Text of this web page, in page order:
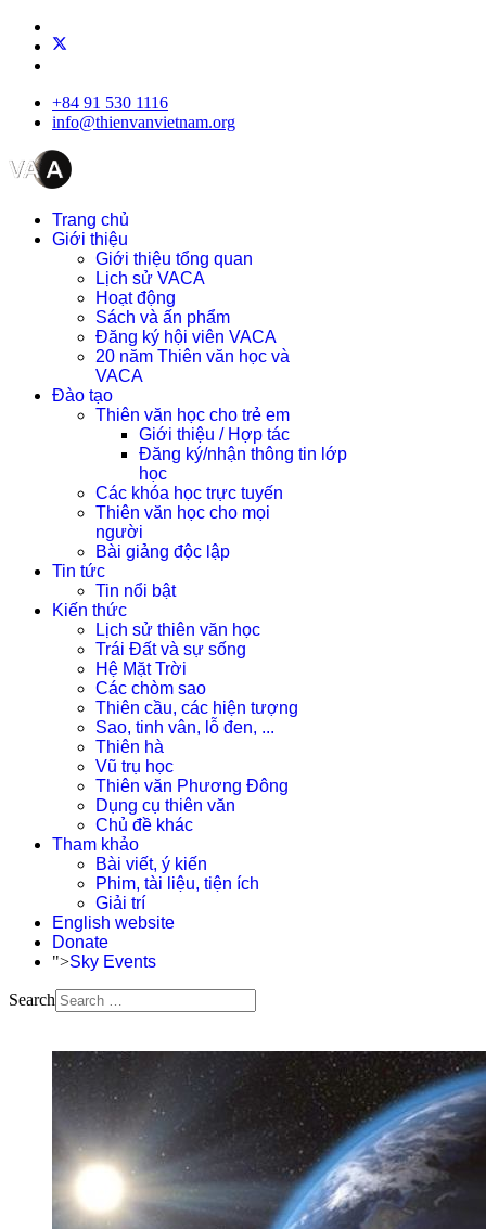
+84 91 530 1116
info@thienvanvietnam.org
Trang chủ
Giới thiệu
Giới thiệu tổng quan
Lịch sử VACA
Hoạt động
Sách và ấn phẩm
Đăng ký hội viên VACA
20 năm Thiên văn học và
VACA
Đào tạo
Thiên văn học cho trẻ em
Giới thiệu / Hợp tác
Đăng ký/nhận thông tin lớp
học
Các khóa học trực tuyến
Thiên văn học cho mọi
người
Bài giảng độc lập
Tin tức
Tin nổi bật
Kiến thức
Lịch sử thiên văn học
Trái Đất và sự sống
Hệ Mặt Trời
Các chòm sao
Thiên cầu, các hiện tượng
Sao, tinh vân, lỗ đen, ...
Thiên hà
Vũ trụ học
Thiên văn Phương Đông
Dụng cụ thiên văn
Chủ đề khác
Tham khảo
Bài viết, ý kiến
Phim, tài liệu, tiện ích
Giải trí
English website
Donate
">Sky Events
Search